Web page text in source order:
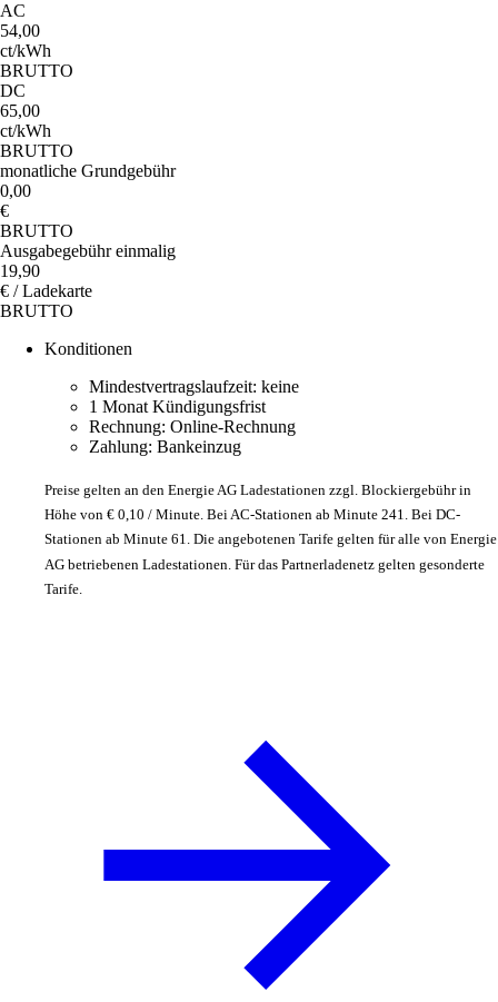
AC
54,00
ct/kWh
BRUTTO
DC
65,00
ct/kWh
BRUTTO
monatliche Grundgebühr
0,00
€
BRUTTO
Ausgabegebühr einmalig
19,90
€ / Ladekarte
BRUTTO
Konditionen
Mindestvertragslaufzeit: keine
1 Monat Kündigungsfrist
Rechnung: Online-Rechnung
Zahlung: Bankeinzug
Preise gelten an den Energie AG Ladestationen zzgl. Blockiergebühr in
Höhe von € 0,10 / Minute. Bei AC-Stationen ab Minute 241. Bei DC-
Stationen ab Minute 61. Die angebotenen Tarife gelten für alle von Energie
AG betriebenen Ladestationen. Für das Partnerladenetz gelten gesonderte
Tarife.